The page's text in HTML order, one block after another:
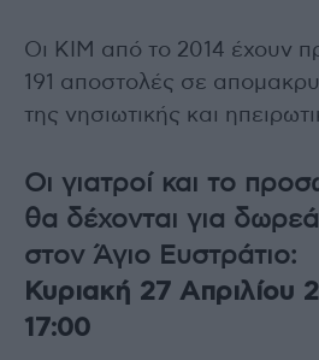
Οι ΚΙΜ από το 2014 έχουν
191 αποστολές σε
της νησιωτικής και
Οι γιατροί και το
θα δέχονται για
στον Άγιο Ευστράτιο:
Κυριακή 27 Απριλίου
17:00